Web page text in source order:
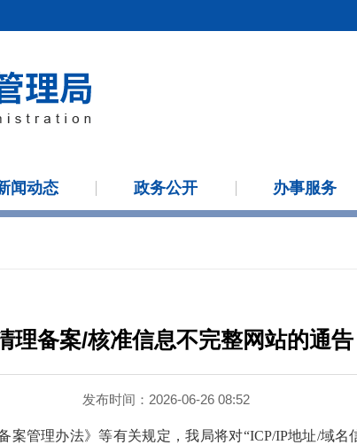
闻动态 政务公开 办事服务
理备案/核准信息不完整网站的通告
发布时间：2026-06-26 08:52
案管理办法》等有关规定，我局将对“ICP/IP地址/域名